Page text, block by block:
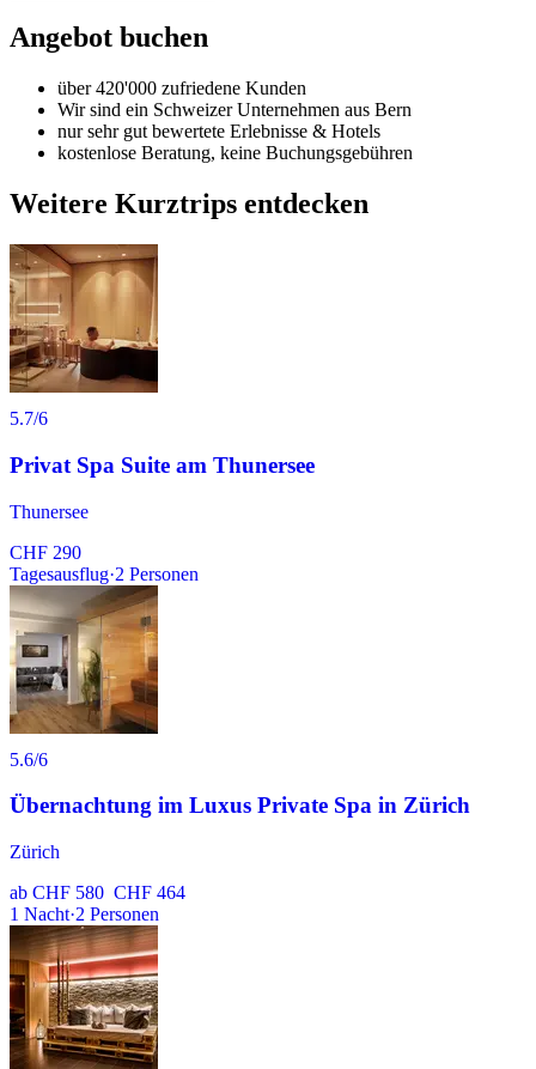
Angebot buchen
über 420'000 zufriedene Kunden
Wir sind ein Schweizer Unternehmen aus Bern
nur sehr gut bewertete Erlebnisse & Hotels
kostenlose Beratung, keine Buchungsgebühren
Weitere Kurztrips entdecken
5.7/6
Privat Spa Suite am Thunersee
Thunersee
CHF 290
Tagesausflug·2 Personen
5.6/6
Übernachtung im Luxus Private Spa in Zürich
Zürich
ab CHF 580 CHF 464
1 Nacht·2 Personen